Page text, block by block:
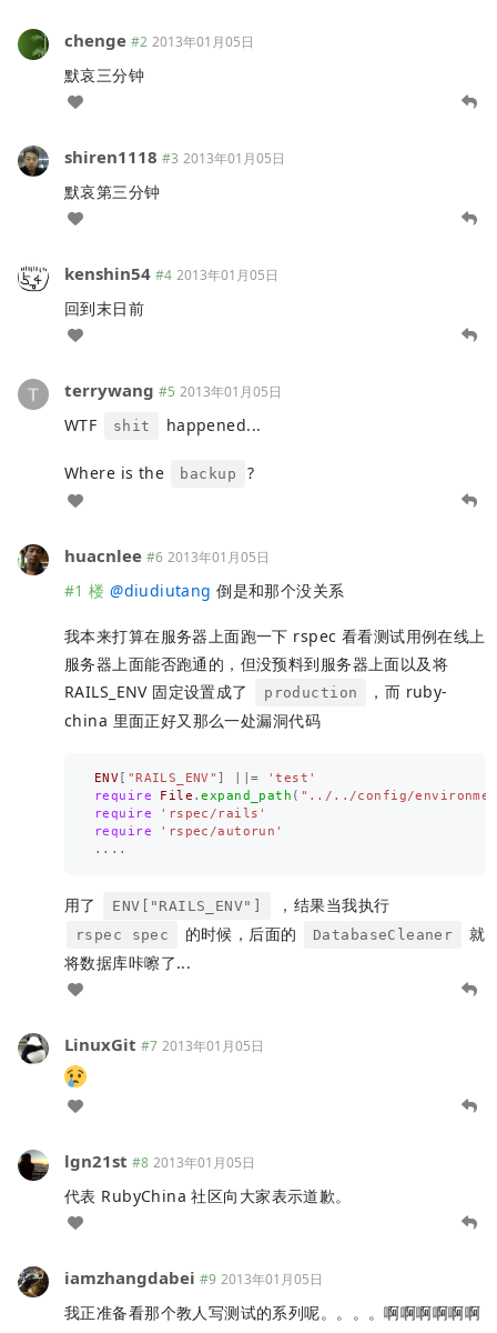
chenge #2 2013年01月05日
默哀三分钟
shiren1118 #3 2013年01月05日
默哀第三分钟
kenshin54 #4 2013年01月05日
回到末日前
terrywang #5 2013年01月05日
WTF shit happened...
Where is the backup ?
huacnlee #6 2013年01月05日
#1 楼 @diudiutang 倒是和那个没关系
我本来打算在服务器上面跑一下 rspec 看看测试用例在线上
服务器上面能否跑通的，但没预料到服务器上面以及将
RAILS_ENV 固定设置成了
production
，而 ruby-
china 里面正好又那么一处漏洞代码
ENV "RAILS_ENV" ||=
'test'
require
File .expand_path ( "../../config/
require
'rspec/rails'
require
'rspec/autorun'
....
用了 ENV["RAILS_ENV"] ，结果当我执行
rspec spec 的时候，后面的 DatabaseCleaner
就
将数据库咔嚓了...
LinuxGit #7 2013年01月05日
lgn21st #8 2013年01月05日
代表 RubyChina 社区向大家表示道歉。
iamzhangdabei #9 2013年01月05日
我正准备看那个教人写测试的系列呢。。。。啊啊啊啊啊啊